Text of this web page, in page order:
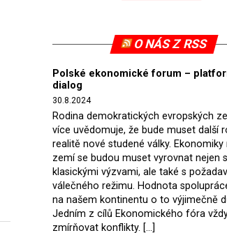
O NÁS Z RSS
Polské ekonomické forum –
dialog
30.8.2024
Rodina demokratických evropských
více uvědomuje, že bude muset další
realitě nové studené války. Ekonomiky
zemí se budou muset vyrovnat nejen s
klasickými výzvami, ale také s
válečného režimu. Hodnota
na našem kontinentu o to výjimečně
Jedním z cílů Ekonomického fóra
zmírňovat konflikty. […]